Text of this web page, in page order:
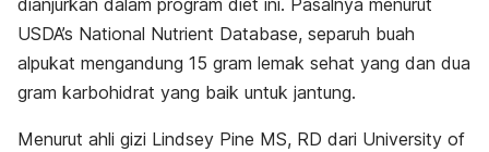
dianjurkan dalam program diet ini. Pasalnya menurut
USDA’s National Nutrient Database, separuh buah
alpukat mengandung 15 gram lemak sehat yang dan dua
gram karbohidrat yang baik untuk jantung.
Menurut ahli gizi Lindsey Pine MS, RD dari University of